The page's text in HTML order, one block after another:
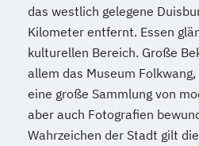
das westlich gelegene
Kilometer entfernt. Essen
kulturellen Bereich. Große
allem das Museum
eine große Sammlung von
aber auch Fotografien
Wahrzeichen der Stadt gilt